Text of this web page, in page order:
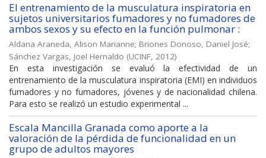
El entrenamiento de la musculatura inspiratoria en
sujetos universitarios fumadores y no fumadores de
ambos sexos y su efecto en la función pulmonar :
Aldana Araneda, Alison Marianne; Briones Donoso, Daniel José;
Sánchez Vargas, Joel Hernaldo (UCINF, 2012)
En esta investigación se evaluó la efectividad de un
entrenamiento de la musculatura inspiratoria (EMI) en individuos
fumadores y no fumadores, jóvenes y de nacionalidad chilena.
Para esto se realizó un estudio experimental ...
Escala Mancilla Granada como aporte a la
valoración de la pérdida de funcionalidad en un
grupo de adultos mayores